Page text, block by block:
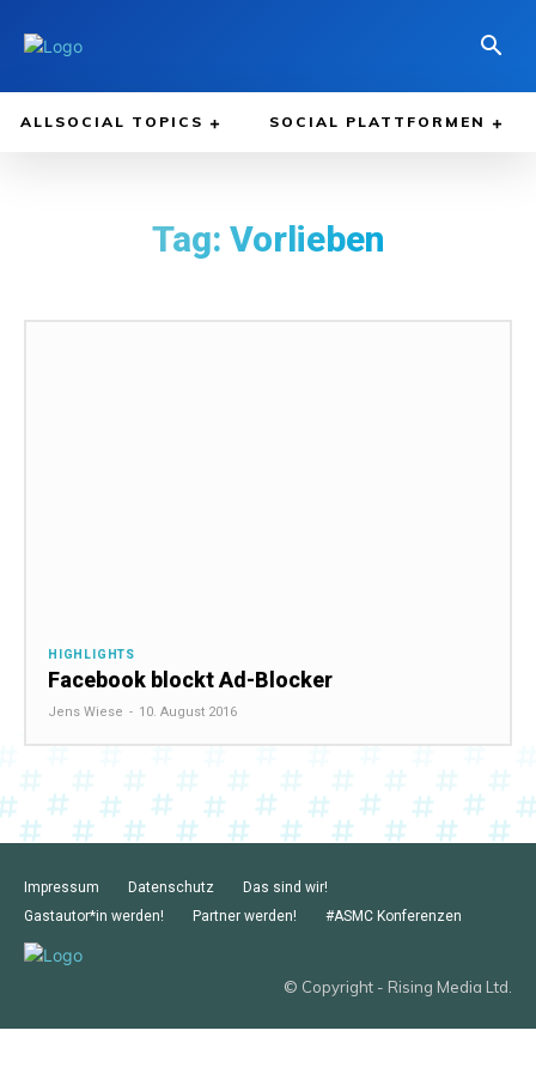
ALLSOCIAL TOPICS SOCIAL PLATTFORMEN
Tag: Vorlieben
HIGHLIGHTS
Facebook blockt Ad-Blocker
Jens Wiese - 10. August 2016
Impressum Datenschutz
Das sind wir!
Gastautor*in werden!
Partner werden! #ASMC Konferenzen
© Copyright - Rising Media Ltd.